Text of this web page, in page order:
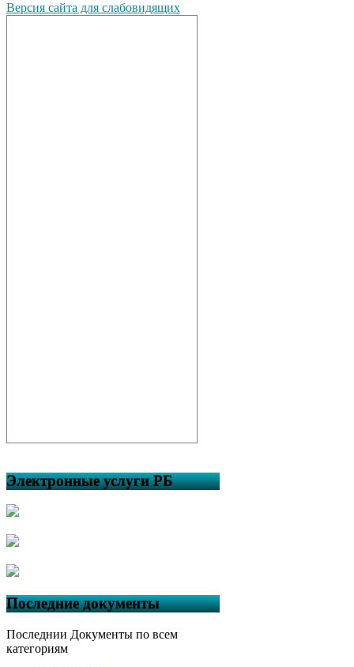
Версия сайта для слабовидящих
Электронные услуги РБ
Последние документы
Последнии Документы по всем
категориям